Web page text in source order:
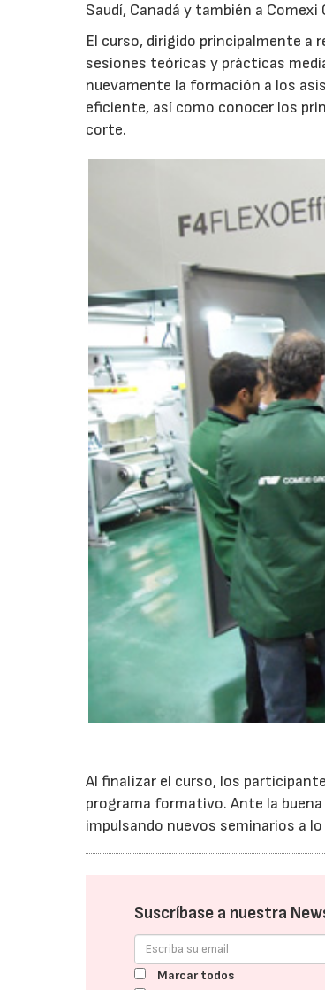
Saudí, Canadá y también a Comexi
El curso, dirigido principalmente a
sesiones teóricas y prácticas
nuevamente la formación a los
eficiente, así como conocer los
corte.
Al finalizar el curso, los
programa formativo. Ante la
impulsando nuevos seminarios a
Suscríbase a nuestra
Marcar todos